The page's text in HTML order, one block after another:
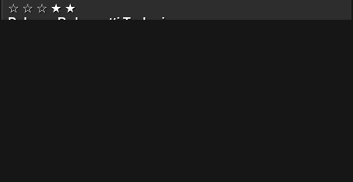
☆ ☆ ☆ ★ ★
Palazzo Bolognetti Torlonia